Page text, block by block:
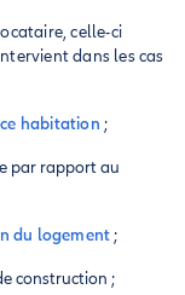
celle-ci
dans les cas
habitation ;
par rapport au
du logement ;
construction ;